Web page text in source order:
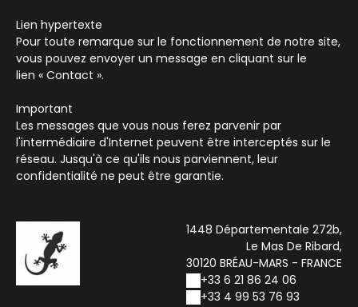
Lien hypertexte
Pour toute remarque sur le fonctionnement de notre site,
vous pouvez envoyer un message en cliquant sur le
lien « Contact ».
Important
Les messages que vous nous ferez parvenir par
l'intermédiaire d'Internet peuvent être interceptés sur le
réseau. Jusqu'à ce qu'ils nous parviennent, leur
confidentialité ne peut être garantie.
1448 Départementale 272b,
Le Mas De Ribard,
30120 BRÉAU-MARS - FRANCE
+33 6 21 86 24 06
+33 4 99 53 76 93